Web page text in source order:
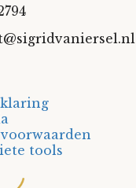
tools